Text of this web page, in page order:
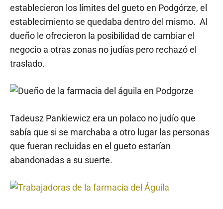
establecieron los límites del gueto en Podgórze, el
establecimiento se quedaba dentro del mismo. Al
dueño le ofrecieron la posibilidad de cambiar el
negocio a otras zonas no judías pero rechazó el
traslado.
Tadeusz Pankiewicz era un polaco no judío que
sabía que si se marchaba a otro lugar las personas
que fueran recluidas en el gueto estarían
abandonadas a su suerte.